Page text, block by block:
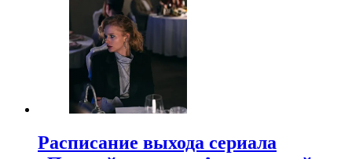
Расписание выхода сериала